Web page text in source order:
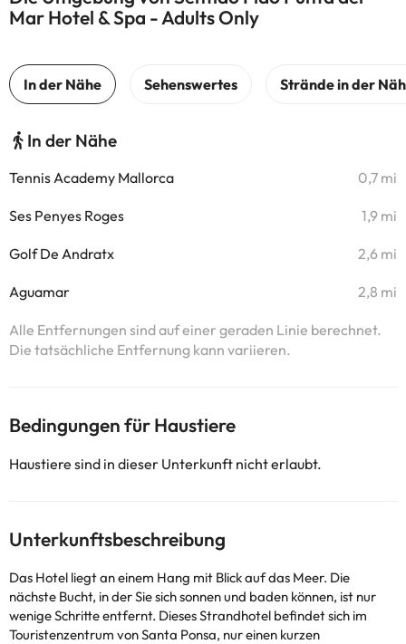
Mar Hotel & Spa - Adults Only
In der Nähe
Tennis Academy Mallorca 0,7 mi
Ses Penyes Roges 1,9 mi
Golf De Andratx 2,6 mi
Aguamar 2,8 mi
Alle Entfernungen sind auf einer geraden Linie berechnet.
Die tatsächliche Entfernung kann variieren.
Bedingungen für Haustiere
Haustiere sind in dieser Unterkunft nicht erlaubt.
Unterkunftsbeschreibung
Das Hotel liegt an einem Hang mit Blick auf das Meer. Die
nächste Bucht, in der Sie sich sonnen und baden können, ist nur
wenige Schritte entfernt. Dieses Strandhotel befindet sich im
Touristenzentrum von Santa Ponsa, nur einen kurzen